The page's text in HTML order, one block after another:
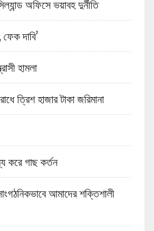
অফিসে ভয়াবহ দুর্নীতি
দাবি’
হামলা
ত্রিশ হাজার টাকা জরিমানা
করে গাছ কর্তন
আমাদের শক্তিশালী